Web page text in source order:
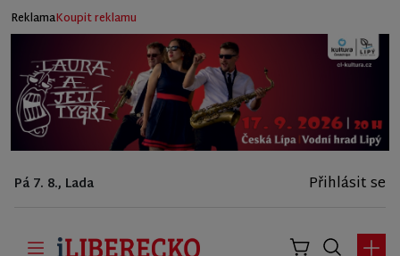
ReklamaKoupit reklamu
Pá 7. 8., Lada Přihlásit se